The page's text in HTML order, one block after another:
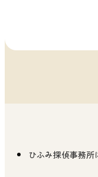
ひふみ探偵事務所